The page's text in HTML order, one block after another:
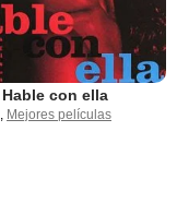
Hable con ella
, Mejores películas